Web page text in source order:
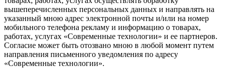
вышеперечисленных персональных данных и направлять на
указанный мною адрес электронной почты и/или на номер
мобильного телефона рекламу и информацию о товарах,
работах, услугах «Современные технологии» и ее партнеров.
Согласие может быть отозвано мною в любой момент путем
направления письменного уведомления по адресу
«Современные технологии».